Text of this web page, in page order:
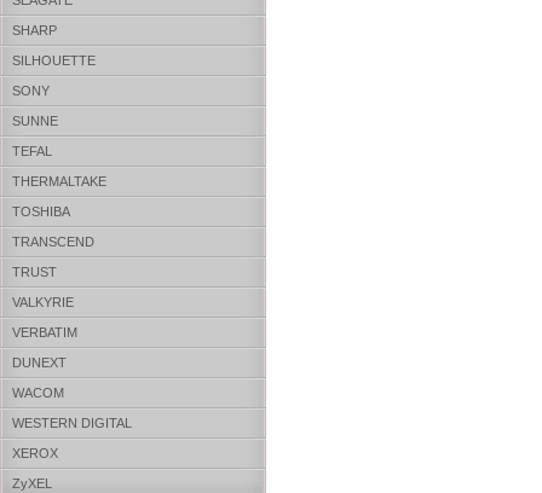
SHARP
SILHOUETTE
SONY
SUNNE
TEFAL
THERMALTAKE
TOSHIBA
TRANSCEND
TRUST
VALKYRIE
VERBATIM
DUNEXT
WACOM
WESTERN DIGITAL
XEROX
ZyXEL